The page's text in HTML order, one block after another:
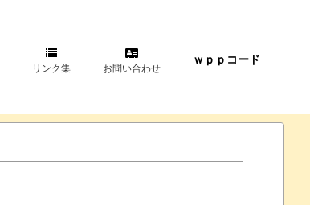
リンク集 お問い合わせ
ｗｐｐコード